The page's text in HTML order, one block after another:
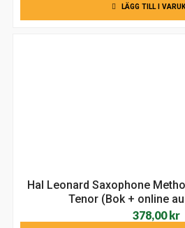
LÄGG TILL I
Hal Leonard Saxophone
Tenor (Bok + online
378,00kr